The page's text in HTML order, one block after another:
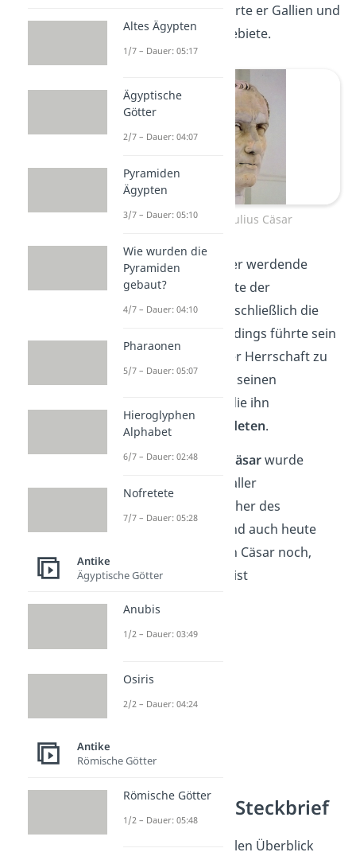
eroberte er Gallien und
später viele weitere Gebiete.
Eine Büste von Julius Cäsar
Über das immer größer werdende
römische Reich erlangte der
machthungrige Cäsar schließlich die
. Allerdings führte sein
Streben nach absoluter Herrschaft zu
einem Machtstreit mit seinen
politischen Gegnern, die ihn
schlussendlich
ermordeten.
Übrigens:Der Name Cäsarwurde
Bestandteil des Titels aller
nachfolgenden Herrscher des
römischen Reiches. Und auch heute
nutzen wir den Namen Cäsar noch,
denn das Wort
ist
Julius Cäsar — Steckbrief
Damit du einen schnellen Überblick
Altes Ägypten
1/7 – Dauer: 05:17
Ägyptische
Götter
2/7 – Dauer: 04:07
Pyramiden
Ägypten
3/7 – Dauer: 05:10
Wie wurden die
Pyramiden
gebaut?
4/7 – Dauer: 04:10
Pharaonen
5/7 – Dauer: 05:07
Hieroglyphen
Alphabet
6/7 – Dauer: 02:48
Nofretete
7/7 – Dauer: 05:28
Antike
Ägyptische Götter
Anubis
1/2 – Dauer: 03:49
Osiris
2/2 – Dauer: 04:24
Antike
Römische Götter
Römische Götter
1/2 – Dauer: 05:48